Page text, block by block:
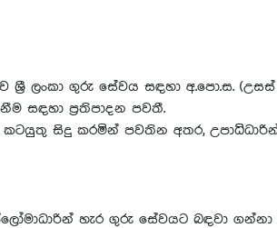
ශ්‍රී ලංකා ගුරු සේවය සඳහා අ.පො.ස.
සඳහා ප්‍රතිපාදන පවතී.
කටයුතු සිදු කරමින් පවතින අතර,
ඩිප්ලෝමාධාරින් හැර ගුරු සේවයට බඳවා